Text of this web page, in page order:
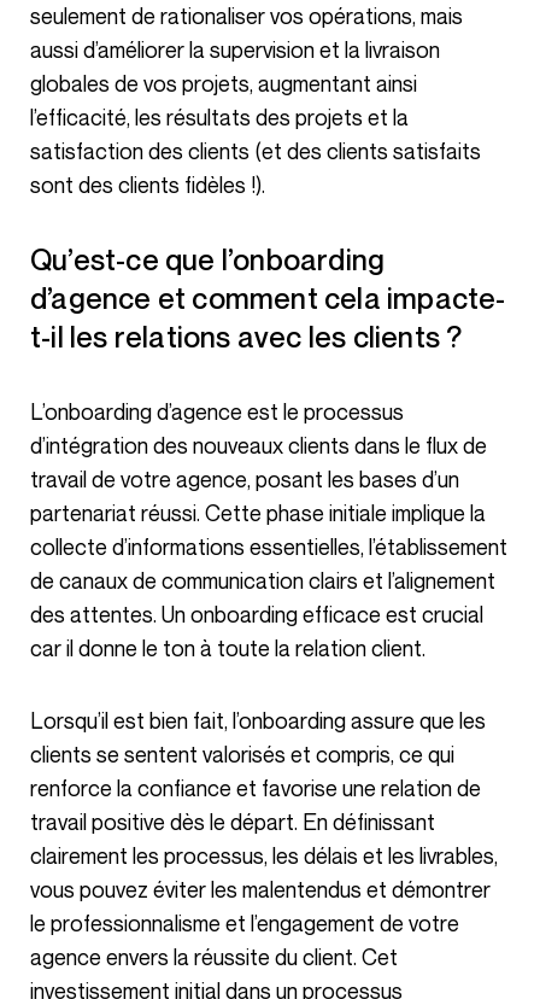
seulement de rationaliser vos opérations, mais
aussi d’améliorer la supervision et la livraison
globales de vos projets, augmentant ainsi
l’efficacité, les résultats des projets et la
satisfaction des clients (et des clients satisfaits
sont des clients fidèles !).
Qu’est-ce que l’onboarding
d’agence et comment cela impacte-
t-il les relations avec les clients ?
L’onboarding d’agence est le processus
d’intégration des nouveaux clients dans le flux de
travail de votre agence, posant les bases d’un
partenariat réussi. Cette phase initiale implique la
collecte d’informations essentielles, l’établissement
de canaux de communication clairs et l’alignement
des attentes. Un onboarding efficace est crucial
car il donne le ton à toute la relation client.
Lorsqu’il est bien fait, l’onboarding assure que les
clients se sentent valorisés et compris, ce qui
renforce la confiance et favorise une relation de
travail positive dès le départ. En définissant
clairement les processus, les délais et les livrables,
vous pouvez éviter les malentendus et démontrer
le professionnalisme et l’engagement de votre
agence envers la réussite du client. Cet
investissement initial dans un processus